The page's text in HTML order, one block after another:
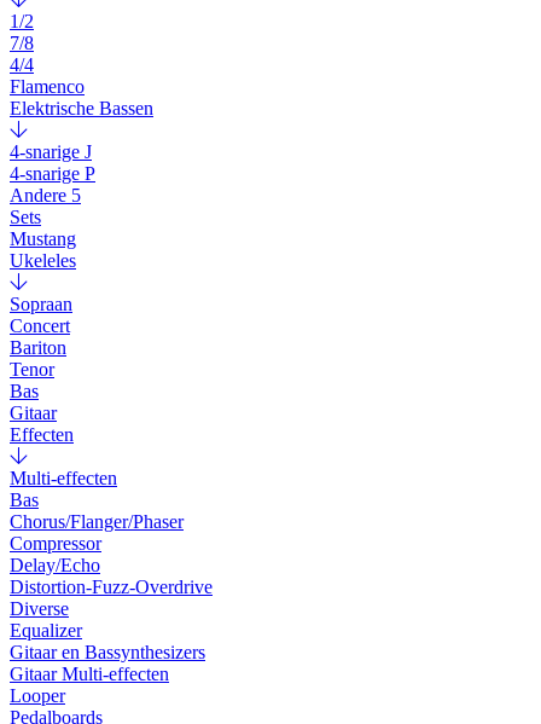
1/2
7/8
4/4
Flamenco
Elektrische Bassen
4-snarige J
4-snarige P
Andere 5
Sets
Mustang
Ukeleles
Sopraan
Concert
Bariton
Tenor
Bas
Gitaar
Effecten
Multi-effecten
Bas
Chorus/Flanger/Phaser
Compressor
Delay/Echo
Distortion-Fuzz-Overdrive
Diverse
Equalizer
Gitaar en Bassynthesizers
Gitaar Multi-effecten
Looper
Pedalboards